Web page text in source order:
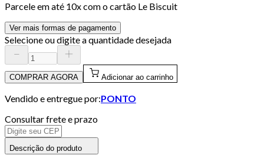
Parcele em até 10x com o cartão Le Biscuit
Ver mais formas de pagamento
Selecione ou digite a quantidade desejada
COMPRAR AGORA Adicionar ao carrinho
Vendido e entregue por:PONTO
Consultar frete e prazo
Descrição do produto